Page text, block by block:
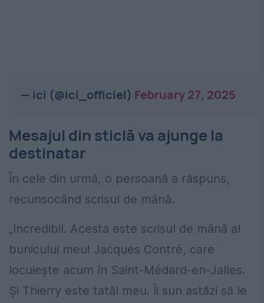
— ici (@ici_officiel) February 27, 2025
Mesajul din sticlă va ajunge la
destinatar
În cele din urmă, o persoană a răspuns,
recunsocând scrisul de mână.
„Incredibil. Acesta este scrisul de mână al
bunicului meu! Jacques Contré, care
locuiește acum în Saint-Médard-en-Jalles.
Și Thierry este tatăl meu. Îi sun astăzi să le